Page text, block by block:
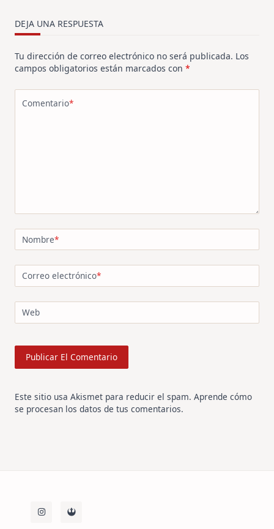
text">Página</span>
DEJA UNA RESPUESTA
Tu dirección de correo electrónico no será publicada. Los
campos obligatorios están marcados con *
Comentario*
Nombre*
Correo electrónico*
Web
Este sitio usa Akismet para reducir el spam. Aprende cómo
se procesan los datos de tus comentarios.